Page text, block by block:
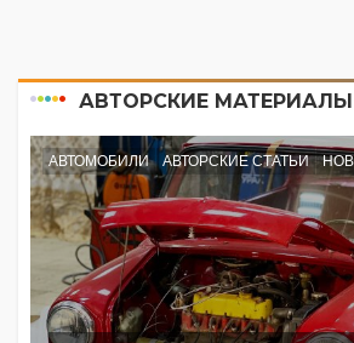
АВТОРСКИЕ МАТЕРИАЛЫ
АВТОМОБИЛИ АВТОРСКИЕ СТАТЬИ